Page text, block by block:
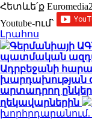
Հետևե՛ք
Youtube-ում`
Լրահոս
Գերմանիայի
պատմական
Ադրբեջանի
խարդախության
արտադրող
ղեկավարներին